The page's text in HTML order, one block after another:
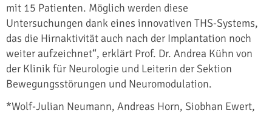
mit 15 Patienten. Möglich werden diese
Untersuchungen dank eines innovativen THS-Systems,
das die Hirnaktivität auch nach der Implantation noch
weiter aufzeichnet“, erklärt Prof. Dr. Andrea Kühn von
der Klinik für Neurologie und Leiterin der Sektion
Bewegungsstörungen und Neuromodulation.
*Wolf-Julian Neumann, Andreas Horn, Siobhan Ewert,